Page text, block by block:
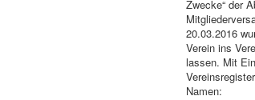
Zwecke“ der
20.03.2016
Verein ins
lassen. Mit
Namen: